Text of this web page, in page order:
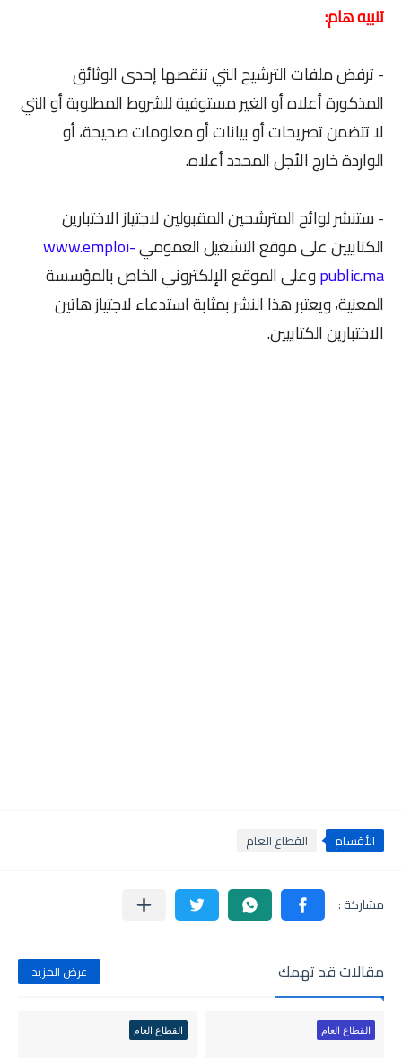
تنبيه هام:
- ترفض ملفات الترشيح التي تنقصها إحدى الوثائق
المذكورة أعلاه أو الغير مستوفية للشروط المطلوبة أو التي
لا تتضمن تصريحات أو بيانات أو معلومات صحيحة، أو
الواردة خارج الأجل المحدد أعلاه.
- ستنشر لوائح المترشحين المقبولين لاجتياز الاختبارين
الكتابيين على موقع التشغيل العموميwww.emploi-
public.maوعلى الموقع الإلكتروني الخاص بالمؤسسة
المعنية، ويعتبر هذا النشر بمثابة استدعاء لاجتياز هاتين
الاختبارين الكتابيين.
الأقسام القطاع العام
مقالات قد تهمك عرض المزيد
القطاع العام القطاع العام